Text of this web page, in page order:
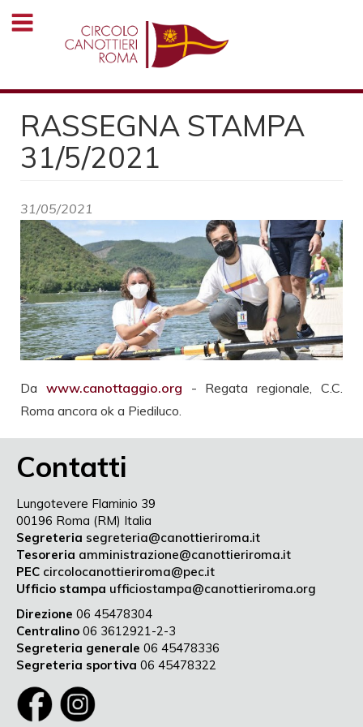
Salta
RASSEGNA STAMPA
31/5/2021
31/05/2021
Da www.canottaggio.org - Regata regionale, C.C.
Roma ancora ok a Piediluco.
Contatti
Lungotevere Flaminio 39
00196 Roma (RM) Italia
Segreteria segreteria@canottieriroma.it
Tesoreria amministrazione@canottieriroma.it
PEC circolocanottieriroma@pec.it
Ufficio stampa ufficiostampa@canottieriroma.org
Direzione 06 45478304
Centralino 06 3612921-2-3
Segreteria generale 06 45478336
Segreteria sportiva 06 45478322